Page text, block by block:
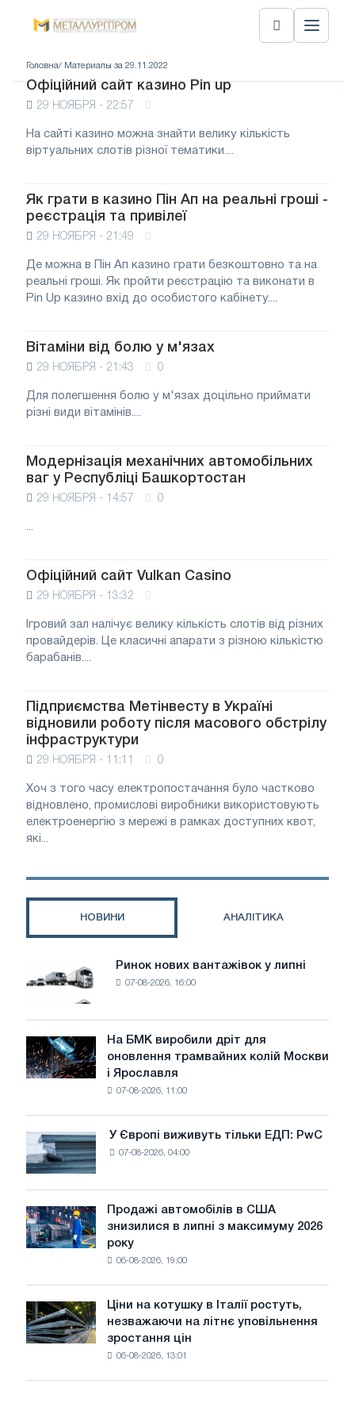
Головна/ Материалы за 29.11.2022
Офіційний сайт казино Pin up
29 НОЯБРЯ - 22:57
На сайті казино можна знайти велику кількість
віртуальних слотів різної тематики....
Як грати в казино Пін Ап на реальні гроші -
реєстрація та привілеї
29 НОЯБРЯ - 21:49
Де можна в Пін Ап казино грати безкоштовно та на
реальні гроші. Як пройти реєстрацію та виконати в
Pin Up казино вхід до особистого кабінету....
Вітаміни від болю у м'язах
29 НОЯБРЯ - 21:43 0
Для полегшення болю у м'язах доцільно приймати
різні види вітамінів....
Модернізація механічних автомобільних
ваг у Республіці Башкортостан
29 НОЯБРЯ - 14:57 0
...
Офіційний сайт Vulkan Casino
29 НОЯБРЯ - 13:32
Ігровий зал налічує велику кількість слотів від різних
провайдерів. Це класичні апарати з різною кількістю
барабанів....
Підприємства Метінвесту в Україні
відновили роботу після масового обстрілу
інфраструктури
29 НОЯБРЯ - 11:11 0
Хоч з того часу електропостачання було частково
відновлено, промислові виробники використовують
електроенергію з мережі в рамках доступних квот,
які...
НОВИНИ АНАЛІТИКА
Ринок
нових
вантажівок
у
липні
Ринок нових вантажівок у липні
07-08-2026, 16:00
На
БМК
виробили
трамвайних
колій
Ярославля
На БМК виробили дріт для
оновлення трамвайних колій Москви
і Ярославля
07-08-2026, 11:00
Європі
виживуть
тільки
ЕДП:
PwC
У Європі виживуть тільки ЕДП: PwC
07-08-2026, 04:00
Продажі
автомобілів
в
липні
з
року
Продажі автомобілів в США
знизилися в липні з максимуму 2026
року
06-08-2026, 19:00
Ціни
на
котушку
Ціни на котушку в Італії ростуть,
незважаючи на літнє уповільнення
зростання цін
06-08-2026, 13:01